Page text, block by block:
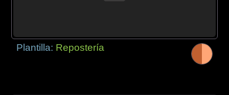
Plantilla: Repostería